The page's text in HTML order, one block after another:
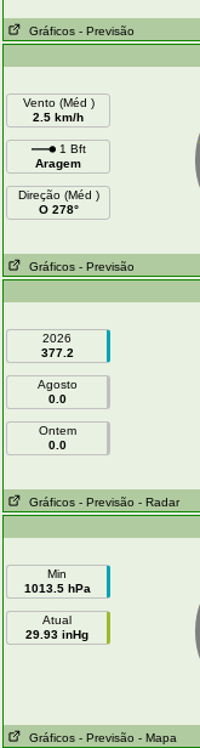
Gráficos - Previsão
Vento (Méd )
2.5 km/h
1 Bft
Aragem
Direção (Méd )
O 278°
Gráficos - Previsão
2026
377.2
Agosto
0.0
Ontem
0.0
Gráficos - Previsão - Radar
Min
1013.5 hPa
Atual
29.93 inHg
Gráficos - Previsão - Mapa